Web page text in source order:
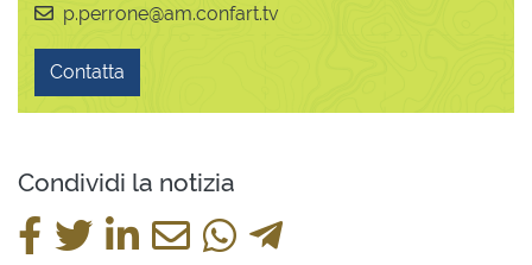
p.perrone@am.confart.tv
Contatta
Condividi la notizia